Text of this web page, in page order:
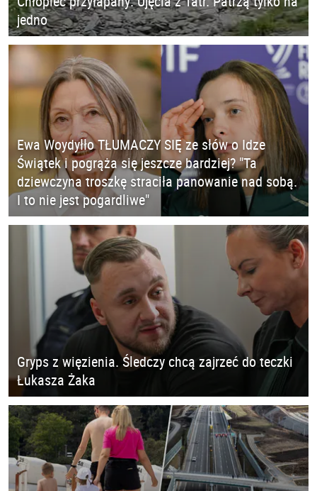
jedno
Ewa Woydyłło TŁUMACZY SIĘ ze słów o Idze
Świątek i pogrąża się jeszcze bardziej? "Ta
dziewczyna troszkę straciła panowanie nad sobą.
I to nie jest pogardliwe"
Gryps z więzienia. Śledczy chcą zajrzeć do teczki
Łukasza Żaka